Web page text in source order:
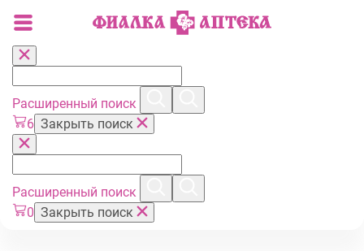
Расширенный поиск
6 Закрыть поиск
Расширенный поиск
0 Закрыть поиск